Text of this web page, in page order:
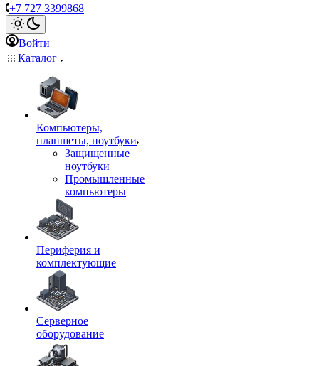
+7 727 3399868
Войти
Каталог
Компьютеры,
планшеты, ноутбуки
Защищенные
ноутбуки
Промышленные
компьютеры
Периферия и
комплектующие
Серверное
оборудование